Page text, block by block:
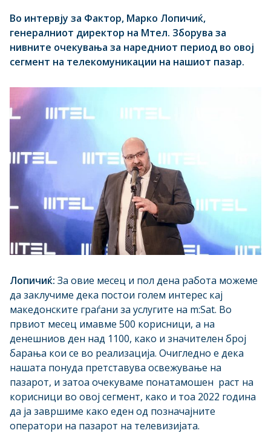
Во интервју за Фактор, Марко Лопичиќ,
генералниот директор на Мтел. Зборува за
нивните очекувања за наредниот период во овој
сегмент на телекомуникации на нашиот пазар.
Лопичиќ: За овие месец и пол дена работа можеме
да заклучиме дека постои голем интерес кај
македонските граѓани за услугите на m:Sat. Во
првиот месец имавме 500 корисници, а на
денешниов ден над 1100, како и значителен број
барања кои се во реализација. Очигледно е дека
нашата понуда претставува освежување на
пазарот, и затоа очекуваме понатамошен раст на
корисници во овој сегмент, како и тоа 2022 година
да ја завршиме како еден од позначајните
оператори на пазарот на телевизијата.